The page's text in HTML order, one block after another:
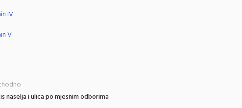
IV
V
naselja i ulica po mjesnim odborima